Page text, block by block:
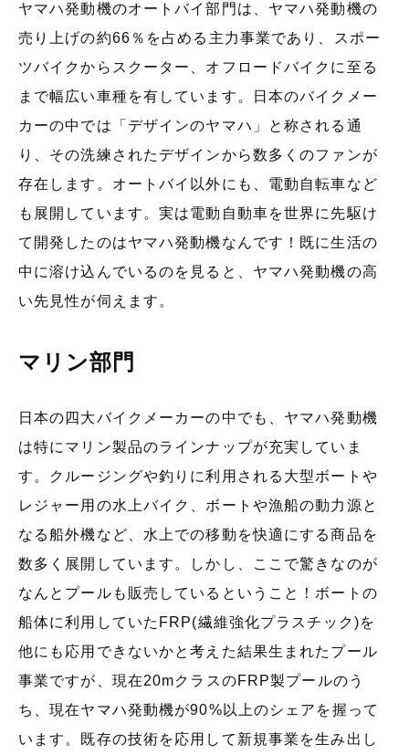
ヤマハ発動機のオートバイ部門は、ヤマハ発動機の
売り上げの約66％を占める主力事業であり、スポー
ツバイクからスクーター、オフロードバイクに至る
まで幅広い車種を有しています。日本のバイクメー
カーの中では「デザインのヤマハ」と称される通
り、その洗練されたデザインから数多くのファンが
存在します。オートバイ以外にも、電動自転車など
も展開しています。実は電動自動車を世界に先駆け
て開発したのはヤマハ発動機なんです！既に生活の
中に溶け込んでいるのを見ると、ヤマハ発動機の高
い先見性が伺えます。
マリン部門
日本の四大バイクメーカーの中でも、ヤマハ発動機
は特にマリン製品のラインナップが充実していま
す。クルージングや釣りに利用される大型ボートや
レジャー用の水上バイク、ボートや漁船の動力源と
なる船外機など、水上での移動を快適にする商品を
数多く展開しています。しかし、ここで驚きなのが
なんとプールも販売しているということ！ボートの
船体に利用していたFRP(繊維強化プラスチック)を
他にも応用できないかと考えた結果生まれたプール
事業ですが、現在20mクラスのFRP製プールのう
ち、現在ヤマハ発動機が90%以上のシェアを握って
います。既存の技術を応用して新規事業を生み出し